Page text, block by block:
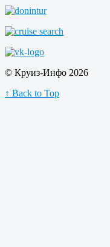
© Круиз-Инфо 2026
↑ Back to Top